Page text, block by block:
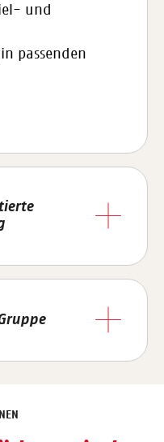
und
passenden